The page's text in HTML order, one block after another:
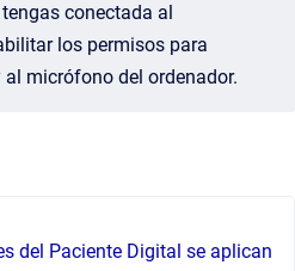
conectada al
los permisos para
al micrófono del ordenador.
del Paciente Digital se aplican